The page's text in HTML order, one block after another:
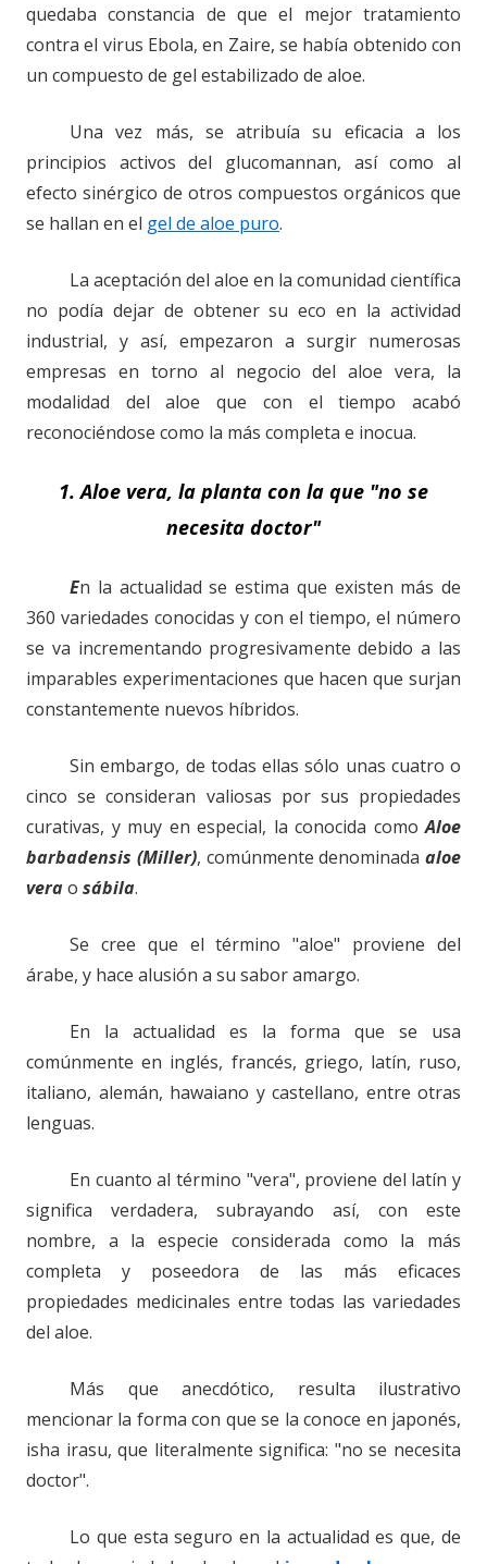
quedaba constancia de que el mejor tratamiento
contra el virus Ebola, en Zaire, se había obtenido con
un compuesto de gel estabilizado de aloe.
Una vez más, se atribuía su eficacia a los
principios activos del glucomannan, así como al
efecto sinérgico de otros compuestos orgánicos que
se hallan en el gel de aloe puro.
La aceptación del aloe en la comunidad científica
no podía dejar de obtener su eco en la actividad
industrial, y así, empezaron a surgir numerosas
empresas en torno al negocio del aloe vera, la
modalidad del aloe que con el tiempo acabó
reconociéndose como la más completa e inocua.
1. Aloe vera, la planta con la que "no se
necesita doctor"
En la actualidad se estima que existen más de
360 variedades conocidas y con el tiempo, el número
se va incrementando progresivamente debido a las
imparables experimentaciones que hacen que surjan
constantemente nuevos híbridos.
Sin embargo, de todas ellas sólo unas cuatro o
cinco se consideran valiosas por sus propiedades
curativas, y muy en especial, la conocida comoAloe
barbadensis (Miller), comúnmente denominada aloe
verao sábila.
Se cree que el término "aloe" proviene del
árabe, y hace alusión a su sabor amargo.
En la actualidad es la forma que se usa
comúnmente en inglés, francés, griego, latín, ruso,
italiano, alemán, hawaiano y castellano, entre otras
lenguas.
En cuanto al término "vera", proviene del latín y
significa verdadera, subrayando así, con este
nombre, a la especie considerada como la más
completa y poseedora de las más eficaces
propiedades medicinales entre todas las variedades
del aloe.
Más que anecdótico, resulta ilustrativo
mencionar la forma con que se la conoce en japonés,
isha irasu, que literalmente significa: "no se necesita
doctor".
Lo que esta seguro en la actualidad es que, de